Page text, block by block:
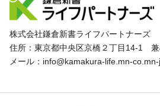
株式会社鎌倉新書ライフパートナーズ
住所：東京都中央区京橋２丁目14-1
メール：info@kamakura-life.mn-